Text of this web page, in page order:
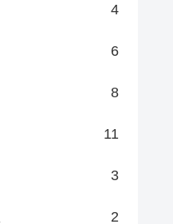
4
6
8
11
3
2